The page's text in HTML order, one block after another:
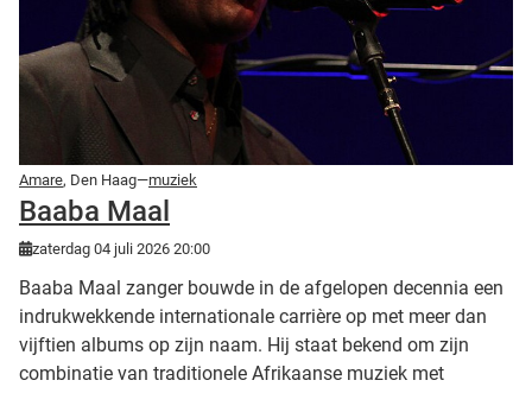
Amare, Den Haag—muziek
Baaba Maal
zaterdag 04 juli 2026 20:00
Baaba Maal zanger bouwde in de afgelopen decennia een
indrukwekkende internationale carrière op met meer dan
vijftien albums op zijn naam. Hij staat bekend om zijn
combinatie van traditionele Afrikaanse muziek met